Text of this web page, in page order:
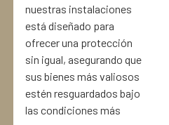
nuestras instalaciones
está diseñado para
ofrecer una protección
sin igual, asegurando que
sus bienes más valiosos
estén resguardados bajo
las condiciones más